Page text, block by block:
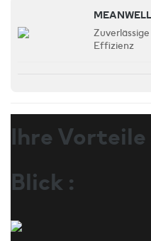
Effizienz
Ihre
Blick :